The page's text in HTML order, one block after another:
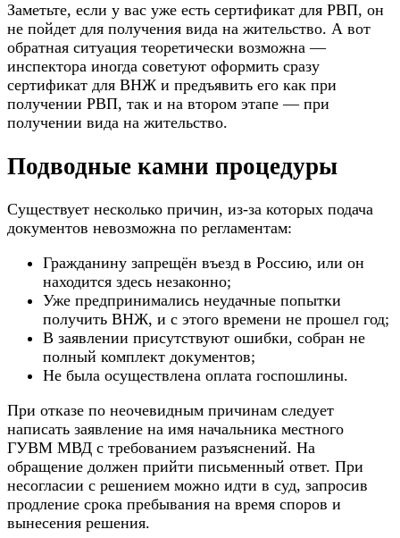
Заметьте, если у вас уже есть сертификат для РВП, он
не пойдет для получения вида на жительство. А вот
обратная ситуация теоретически возможна —
инспектора иногда советуют оформить сразу
сертификат для ВНЖ и предъявить его как при
получении РВП, так и на втором этапе — при
получении вида на жительство.
Подводные камни процедуры
Существует несколько причин, из-за которых подача
документов невозможна по регламентам:
Гражданину запрещён въезд в Россию, или он
находится здесь незаконно;
Уже предпринимались неудачные попытки
получить ВНЖ, и с этого времени не прошел год;
В заявлении присутствуют ошибки, собран не
полный комплект документов;
Не была осуществлена оплата госпошлины.
При отказе по неочевидным причинам следует
написать заявление на имя начальника местного
ГУВМ МВД с требованием разъяснений. На
обращение должен прийти письменный ответ. При
несогласии с решением можно идти в суд, запросив
продление срока пребывания на время споров и
вынесения решения.